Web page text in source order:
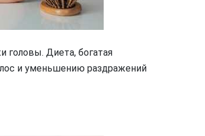
головы. Диета, богатая
и уменьшению раздражений